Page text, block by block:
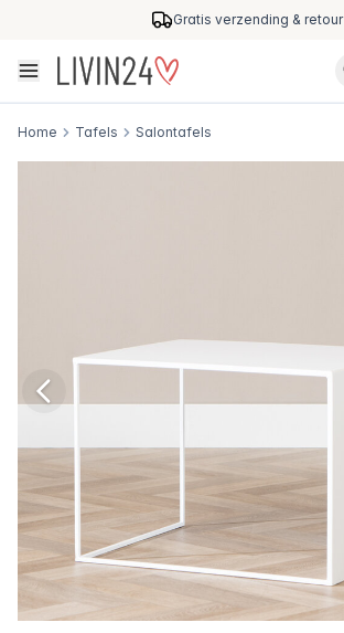
Gratis verzending & retour
Home Tafels Salontafels